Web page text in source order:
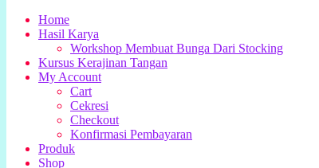
Home
Hasil Karya
Workshop Membuat Bunga Dari Stocking
Kursus Kerajinan Tangan
My Account
Cart
Cekresi
Checkout
Konfirmasi Pembayaran
Produk
Shop